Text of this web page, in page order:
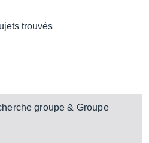
trouvés
groupe & Groupe